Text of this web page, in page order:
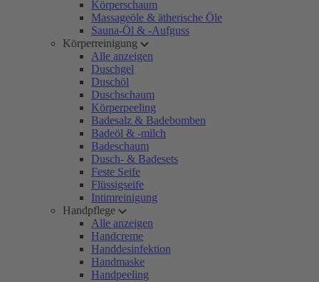
Körperschaum
Massageöle & ätherische Öle
Sauna-Öl & -Aufguss
Körperreinigung
Alle anzeigen
Duschgel
Duschöl
Duschschaum
Körperpeeling
Badesalz & Badebomben
Badeöl & -milch
Badeschaum
Dusch- & Badesets
Feste Seife
Flüssigseife
Intimreinigung
Handpflege
Alle anzeigen
Handcreme
Handdesinfektion
Handmaske
Handpeeling